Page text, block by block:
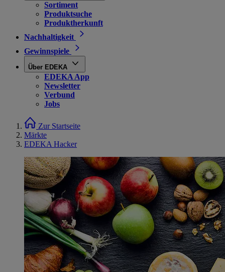
Sortiment
Produktsuche
Produktherkunft
Nachhaltigkeit
Gewinnspiele
Über EDEKA
EDEKA App
Newsletter
Verbund
Jobs
Zur Startseite
Märkte
EDEKA Hacker